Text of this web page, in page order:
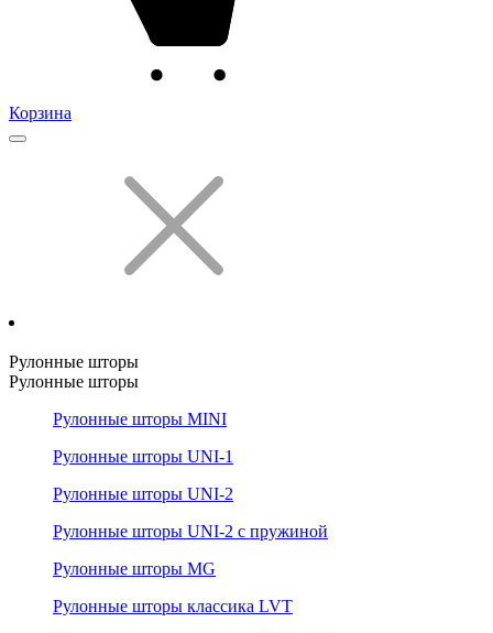
Корзина
Рулонные шторы
Рулонные шторы
Рулонные шторы MINI
Рулонные шторы UNI-1
Рулонные шторы UNI-2
Рулонные шторы UNI-2 с пружиной
Рулонные шторы MG
Рулонные шторы классика LVT